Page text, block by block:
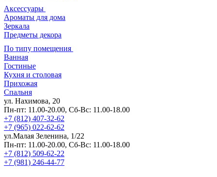
Аксессуары
Ароматы для дома
Зеркала
Предметы декора
По типу помещения
Ванная
Гостиные
Кухня и столовая
Прихожая
Спальня
ул. Нахимова, 20
Пн-пт: 11.00-20.00, Сб-Вс: 11.00-18.00
+7 (812) 407-32-62
+7 (965) 022-62-62
ул.Малая Зеленина, 1/22
Пн-пт: 11.00-20.00, Сб-Вс: 11.00-18.00
+7 (812) 509-62-22
+7 (981) 246-44-77